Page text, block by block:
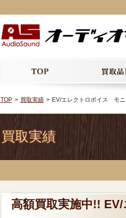
TOP 買取実績 EV/エレクトロボイス モ
買取実績
高額買取実施中!!